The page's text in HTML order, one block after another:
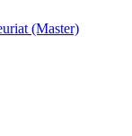
(Master)